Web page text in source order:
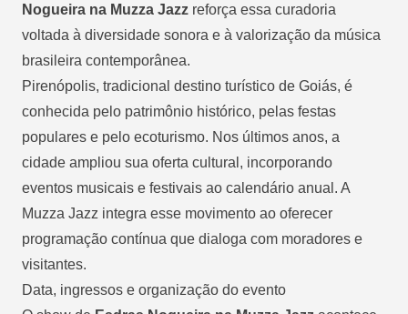
Nogueira na Muzza Jazz reforça essa curadoria
voltada à diversidade sonora e à valorização da música
brasileira contemporânea.
Pirenópolis, tradicional destino turístico de Goiás, é
conhecida pelo patrimônio histórico, pelas festas
populares e pelo ecoturismo. Nos últimos anos, a
cidade ampliou sua oferta cultural, incorporando
eventos musicais e festivais ao calendário anual. A
Muzza Jazz integra esse movimento ao oferecer
programação contínua que dialoga com moradores e
visitantes.
Data, ingressos e organização do evento